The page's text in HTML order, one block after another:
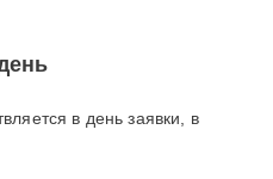
в день заявки, в